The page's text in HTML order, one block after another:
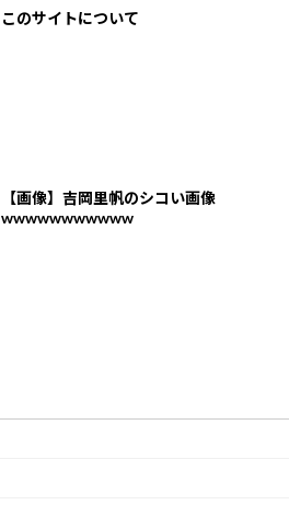
このサイトについて
【画像】吉岡里帆のシコい画像
wwwwwwwwwww